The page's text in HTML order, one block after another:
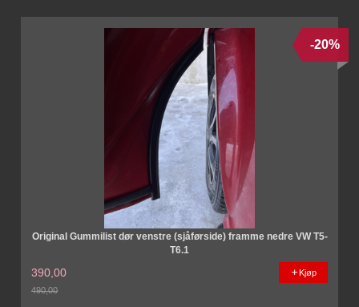
Original Gummilist dør venstre (sjåførside) framme nedre VW T5-
T6.1
390,00
490,00
-20%
Kjøp